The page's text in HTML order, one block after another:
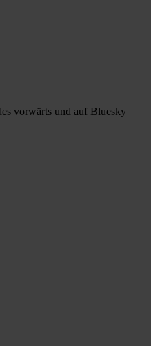
vorwärts und auf Bluesky